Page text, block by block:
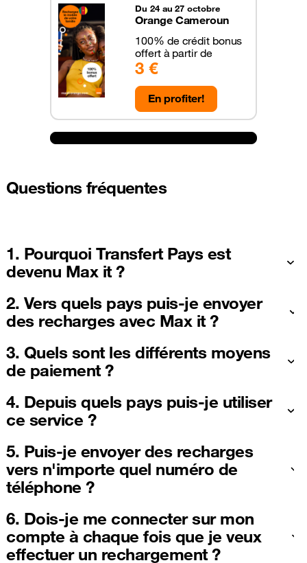
Du 24 au 27 octobre
Orange Cameroun
100% de crédit bonus
offert à partir de
3 €
En profiter!
Questions fréquentes
1. Pourquoi Transfert Pays est
devenu Max it ?
2. Vers quels pays puis-je envoyer
des recharges avec Max it ?
3. Quels sont les différents moyens
de paiement ?
4. Depuis quels pays puis-je utiliser
ce service ?
5. Puis-je envoyer des recharges
vers n'importe quel numéro de
téléphone ?
6. Dois-je me connecter sur mon
compte à chaque fois que je veux
effectuer un rechargement ?